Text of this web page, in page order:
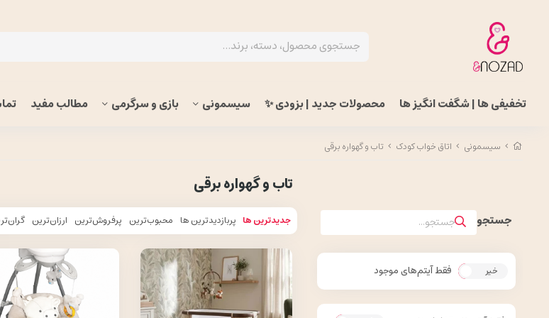
تخفیفی ها | شگفت انگیز ها محصولات جدید | بزودی ✨ سیسمونی بازی و سرگرمی مطالب مفید
سیسمونی اتاق خواب کودک تاب و گهواره برقی
بله خیر فقط آیتم‌های موجود
تاب و گهواره برقی
جدیدترین ها پربازدیدترین ها محبوب‌‌ترین پرفروش‌ترین ارزان‌ترین